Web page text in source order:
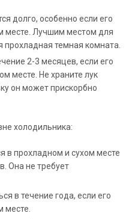
долго, особенно если его
месте. Лучшим местом для
прохладная темная комната.
2-3 месяцев, если его
месте. Не храните лук
он может прискорбно
холодильника:
в прохладном и сухом месте
Она не требует
в течение года, если его
месте.